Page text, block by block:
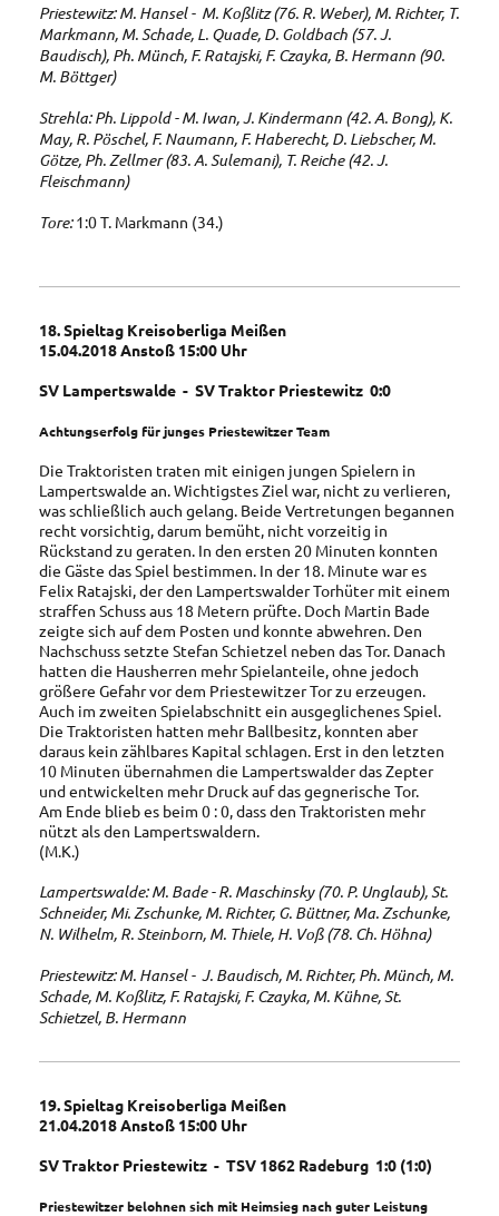
Priestewitz: M. Hansel - M. Koßlitz (76. R. Weber), M. Richter, T.
Markmann, M. Schade, L. Quade, D. Goldbach (57. J.
Baudisch), Ph. Münch, F. Ratajski, F. Czayka, B. Hermann (90.
M. Böttger)
Strehla: Ph. Lippold - M. Iwan, J. Kindermann (42. A. Bong), K.
May, R. Pöschel, F. Naumann, F. Haberecht, D. Liebscher, M.
Götze, Ph. Zellmer (83. A. Sulemani), T. Reiche (42. J.
Fleischmann)
Tore:1:0 T. Markmann (34.)
18. Spieltag Kreisoberliga Meißen
15.04.2018 Anstoß 15:00 Uhr
SV Lampertswalde - SV Traktor Priestewitz 0:0
Achtungserfolg für junges Priestewitzer Team
Die Traktoristen traten mit einigen jungen Spielern in
Lampertswalde an. Wichtigstes Ziel war, nicht zu verlieren,
was schließlich auch gelang. Beide Vertretungen begannen
recht vorsichtig, darum bemüht, nicht vorzeitig in
Rückstand zu geraten. In den ersten 20 Minuten konnten
die Gäste das Spiel bestimmen. In der 18. Minute war es
Felix Ratajski, der den Lampertswalder Torhüter mit einem
straffen Schuss aus 18 Metern prüfte. Doch Martin Bade
zeigte sich auf dem Posten und konnte abwehren. Den
Nachschuss setzte Stefan Schietzel neben das Tor. Danach
hatten die Hausherren mehr Spielanteile, ohne jedoch
größere Gefahr vor dem Priestewitzer Tor zu erzeugen.
Auch im zweiten Spielabschnitt ein ausgeglichenes Spiel.
Die Traktoristen hatten mehr Ballbesitz, konnten aber
daraus kein zählbares Kapital schlagen. Erst in den letzten
10 Minuten übernahmen die Lampertswalder das Zepter
und entwickelten mehr Druck auf das gegnerische Tor.
Am Ende blieb es beim 0 : 0, dass den Traktoristen mehr
nützt als den Lampertswaldern.
(M.K.)
Lampertswalde: M. Bade - R. Maschinsky (70. P. Unglaub), St.
Schneider, Mi. Zschunke, M. Richter, G. Büttner, Ma. Zschunke,
N. Wilhelm, R. Steinborn, M. Thiele, H. Voß (78. Ch. Höhna)
Priestewitz: M. Hansel - J. Baudisch, M. Richter, Ph. Münch, M.
Schade, M. Koßlitz, F. Ratajski, F. Czayka, M. Kühne, St.
Schietzel, B. Hermann
19. Spieltag Kreisoberliga Meißen
21.04.2018 Anstoß 15:00 Uhr
SV Traktor Priestewitz - TSV 1862 Radeburg 1:0 (1:0)
Priestewitzer belohnen sich mit Heimsieg nach guter Leistung